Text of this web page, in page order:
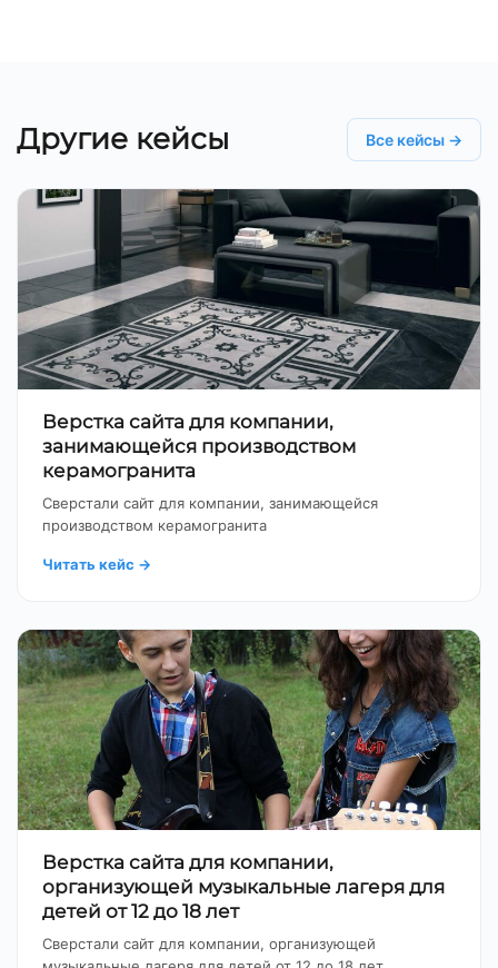
Другие кейсы Все кейсы →
Верстка сайта для компании,
занимающейся производством
керамогранита
Сверстали сайт для компании, занимающейся
производством керамогранита
Читать кейс →
Верстка сайта для компании,
организующей музыкальные лагеря для
детей от 12 до 18 лет
Сверстали сайт для компании, организующей